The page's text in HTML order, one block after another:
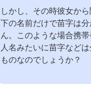
しかし、その時彼女か
下の名前だけで苗字は
ん。このような場合携
人名みたいに苗字など
ものなのでしょうか？